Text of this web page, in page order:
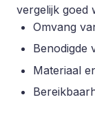
vergelijk goed
Omvang
Benodigde
Materiaal